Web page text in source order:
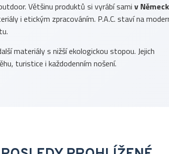
Většinu produktů si vyrábí sami v
i etickým zpracováním. P.A.C. staví na
materiály s nižší ekologickou stopou. Jejich
turistice i každodenním nošení.